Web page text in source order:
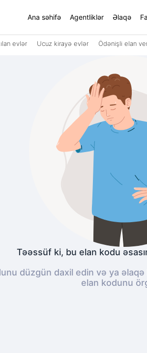
Ana səhifə Agentliklər Əlaqə
evlər Ucuz kirayə evlər Ödənişli elan
Təəssüf ki, bu elan kodu
düzgün daxil edin və ya
elan kodunu